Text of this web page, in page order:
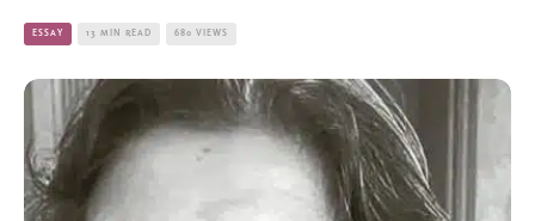
ESSAY 13 MIN READ 680 VIEWS